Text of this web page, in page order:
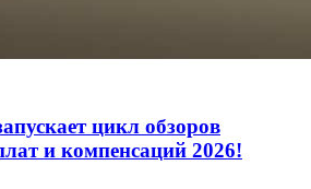
цикл обзоров
и компенсаций 2026!